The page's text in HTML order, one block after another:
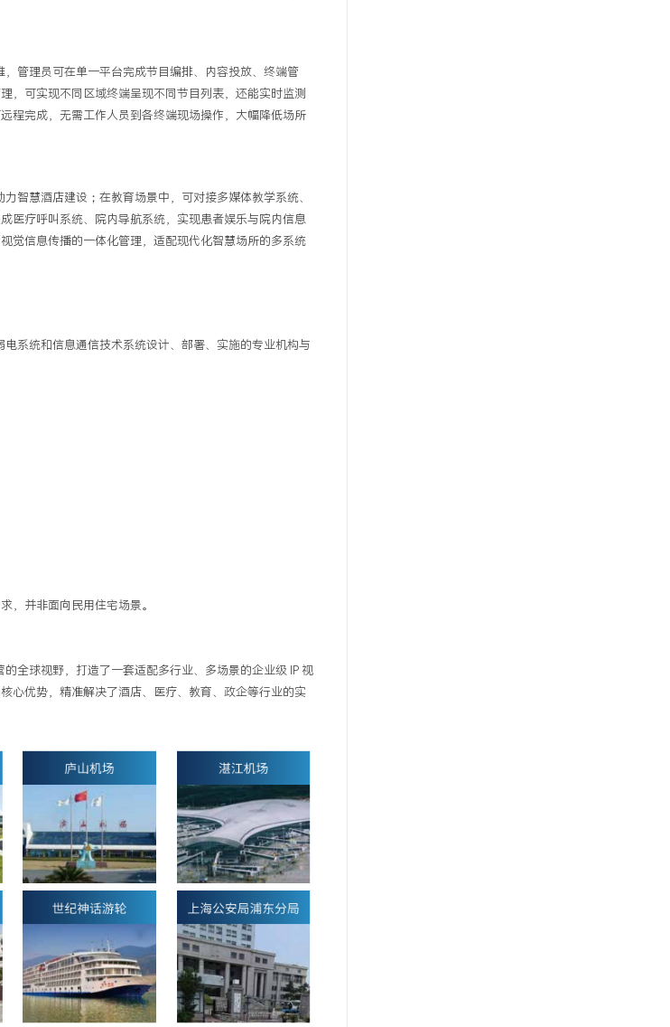
管理员可在单一平台完成节目编排、内容投放、终端管
，可实现不同区域终端呈现不同节目列表，还能实时监测
程完成，无需工作人员到各终端现场操作，大幅降低场所
力智慧酒店建设；在教育场景中，可对接多媒体教学系统、
医疗呼叫系统、院内导航系统，实现患者娱乐与院内信息
觉信息传播的一体化管理，适配现代化智慧场所的多系统
系统和信息通信技术系统设计、部署、实施的专业机构与
，并非面向民用住宅场景。
全球视野，打造了一套适配多行业、多场景的企业级 IP 视
心优势，精准解决了酒店、医疗、教育、政企等行业的实